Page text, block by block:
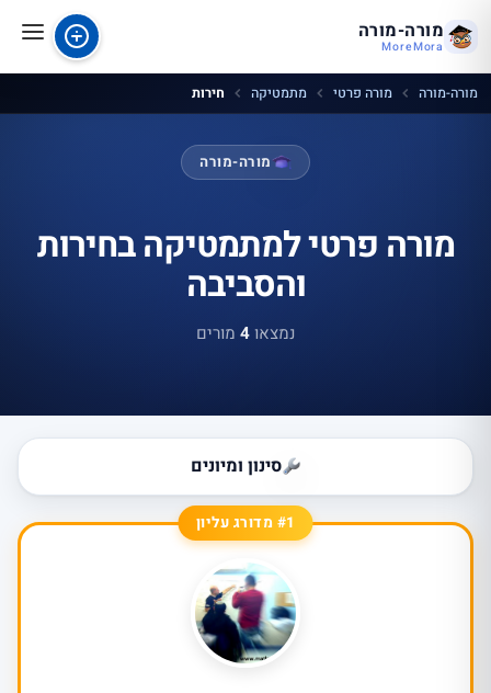
מורה-מורה
MoreMora
מורה-מורה מורה פרטי מתמטיקה חירות
מורה-מורה
מורה פרטי למתמטיקה בחירות
והסביבה
נמצאו4 מורים
סינון ומיונים
#1 מדורג עליון